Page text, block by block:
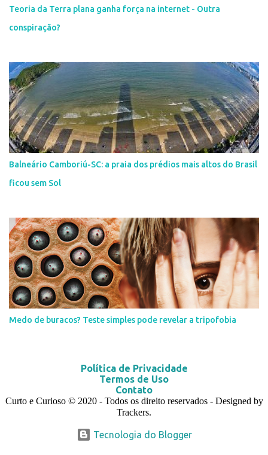
Teoria da Terra plana ganha força na internet - Outra
conspiração?
Balneário Camboriú-SC: a praia dos prédios mais altos do Brasil
ficou sem Sol
Medo de buracos? Teste simples pode revelar a tripofobia
Política de Privacidade
Termos de Uso
Contato
Curto e Curioso © 2020 - Todos os direito reservados - Designed by
Trackers.
Tecnologia do Blogger